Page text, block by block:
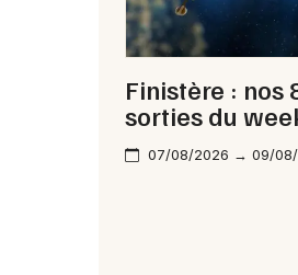
Finistère : nos
sorties du
07/08/2026 → 09/